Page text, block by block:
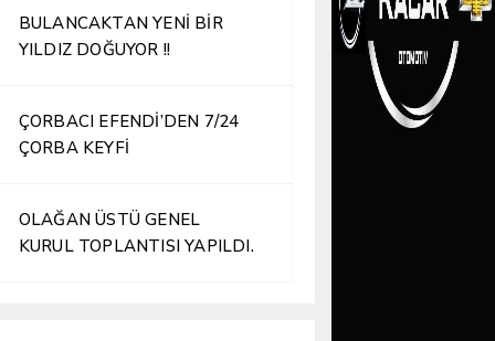
BULANCAKTAN YENİ BİR
YILDIZ DOĞUYOR !!
ÇORBACI EFENDİ’DEN 7/24
ÇORBA KEYFİ
OLAĞAN ÜSTÜ GENEL
KURUL TOPLANTISI YAPILDI.